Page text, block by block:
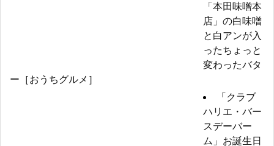
「本田味噌本
店」の白味噌
と白アンが入
ったちょっと
変わったバタ
ー［おうちグルメ］
「クラブ
ハリエ・バー
スデーバー
ム」お誕生日